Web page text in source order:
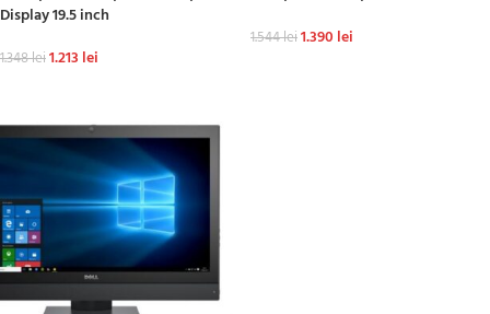
Display 19.5 inch
1.348lei1.213 lei
1.544lei1.390 lei